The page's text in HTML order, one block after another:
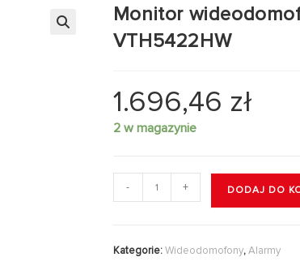
Monitor
VTH5422HW
1.696,46 zł
2 w magazynie
- + DODAJ DO
Kategorie:Wideodomofony,Alarmy